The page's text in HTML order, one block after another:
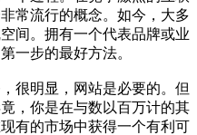
常流行的概念。如今，大多
间。拥有一个代表品牌或业
一步的最好方法。
明显，网站是必要的。但
，你是在与数以百万计的其
有的市场中获得一个有利可